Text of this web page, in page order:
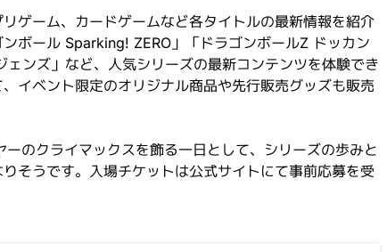
ゲーム、カードゲームなど各タイトルの最新情報を紹介
ボール Sparking! ZERO」「ドラゴンボールZ ドッカン
ェンズ」など、人気シリーズの最新コンテンツを体験でき
イベント限定のオリジナル商品や先行販売グッズも販売
ーのクライマックスを飾る一日として、シリーズの歩みと
そうです。入場チケットは公式サイトにて事前応募を受